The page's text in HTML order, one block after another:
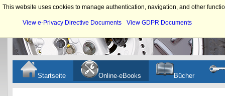
Startseite Online-eBooks Bücher
This website uses cookies to manage authentication, navigation, and other
View e-Privacy Directive Documents View GDPR Documents